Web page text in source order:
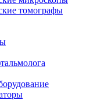
томографы